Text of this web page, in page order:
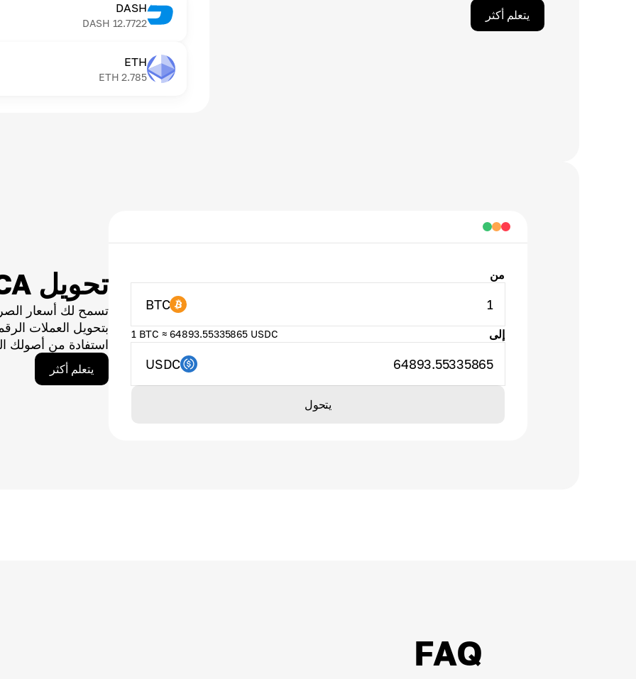
يتعلم أكثر DASH
12.7722
DASH
ETH
2.785
ETH
تحويل ORCA
تسمح لك أسعار
بتحويل العملات
استفادة من أصولك
يتعلم أكثر
من
1
BTC
إلى 1 BTC ≈ 64893.55335865 USDC
64893.55335865
USDC
يتحول
FAQ